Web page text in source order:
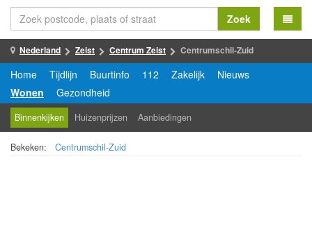
Zoek
Nederland Zeist Centrum Zeist Centrumschil-Zuid
Home Tijdlijn Buurtinfo 112 Zakelijk
Nieuws
Wonen
Gezondheid
Binnenkijken Huizenprijzen Aanbiedingen
Bekeken: Centrumschil-Zuid